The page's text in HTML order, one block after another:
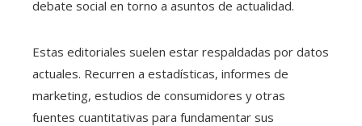
debate social en torno a asuntos de actualidad.
Estas editoriales suelen estar respaldadas por datos
actuales. Recurren a estadísticas, informes de
marketing, estudios de consumidores y otras
fuentes cuantitativas para fundamentar sus